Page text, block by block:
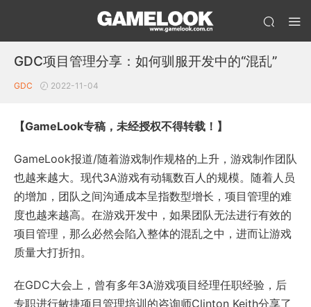
GDC项目管理分享：如何驯服开发中的“混乱”
GDC 2022-11-04
【GameLook专稿，未经授权不得转载！】
GameLook报道/随着游戏制作规格的上升，游戏制作团队
也越来越大。现代3A游戏有动辄数百人的规模。随着人员
的增加，团队之间沟通成本呈指数型增长，项目管理的难
度也越来越高。在游戏开发中，如果团队无法进行有效的
项目管理，那么必然会陷入整体的混乱之中，进而让游戏
质量大打折扣。
在GDC大会上，曾有多年3A游戏项目经理任职经验，后
专职进行敏捷项目管理培训的咨询师Clinton Keith分享了